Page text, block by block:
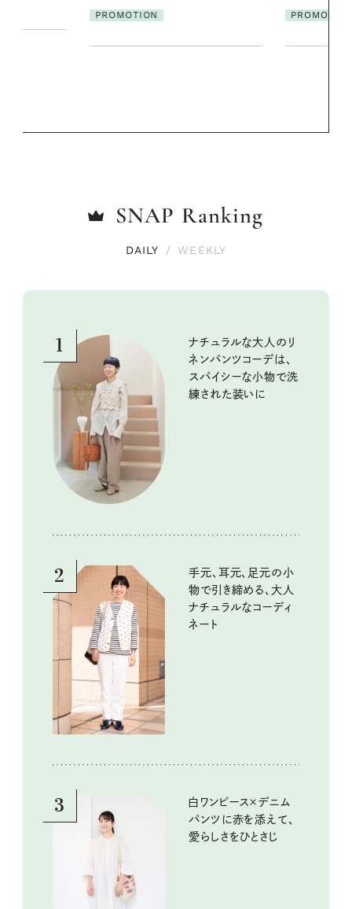
PROMOTION
SNAP Ranking
DAILY / WEEKLY
1
ナチュラルな大人のリ
ネンパンツコーデは、
スパイシーな小物で洗
練された装いに
2
手元、耳元、足元の小
物で引き締める、大人
ナチュラルなコーディ
ネート
3
白ワンピース×デニム
パンツに赤を添えて、
愛らしさをひとさじ